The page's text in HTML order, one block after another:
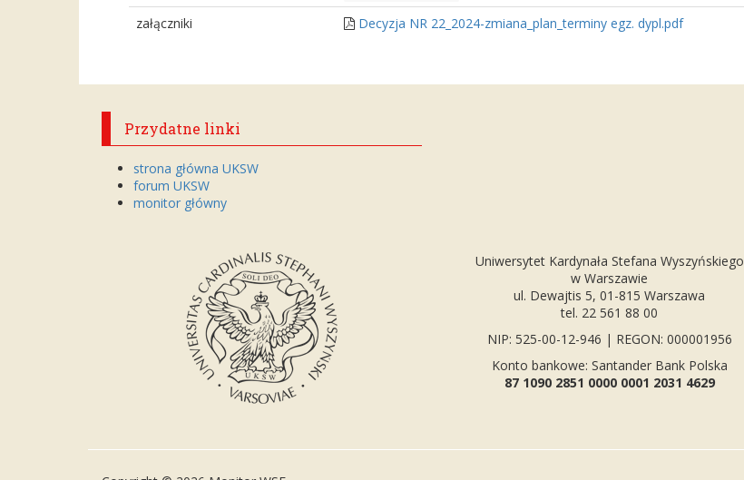
załączniki Decyzja NR 22_2024-zmiana_plan_terminy egz. dypl.pdf
Przydatne linki
strona główna UKSW
forum UKSW
monitor główny
Uniwersytet Kardynała Stefana Wyszyńskiego
w Warszawie
ul. Dewajtis 5, 01-815 Warszawa
tel. 22 561 88 00
NIP: 525-00-12-946 | REGON: 000001956
Konto bankowe: Santander Bank Polska
87 1090 2851 0000 0001 2031 4629